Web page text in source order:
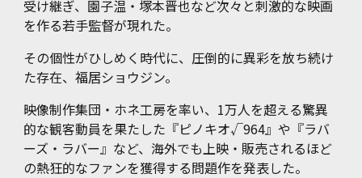
受け継ぎ、園子温・塚本晋也など次々と刺激的な映画
を作る若手監督が現れた。
その個性がひしめく時代に、圧倒的に異彩を放ち続け
た存在、福居ショウジン。
映像制作集団・ホネ工房を率い、1万人を超える驚異
的な観客動員を果たした『ピノキオ√964』や『ラバ
ーズ・ラバー』など、海外でも上映・販売されるほど
の熱狂的なファンを獲得する問題作を発表した。